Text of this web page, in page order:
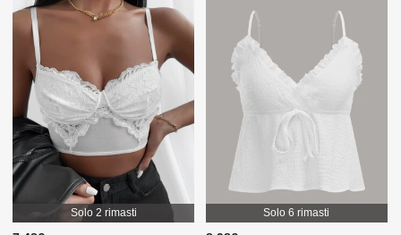
Solo 2 rimasti Solo 6 rimasti